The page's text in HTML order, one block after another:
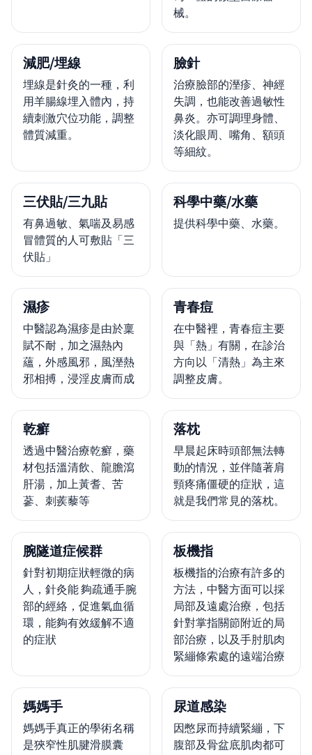
械。
減肥/埋線
埋線是針灸的一種，利
用羊腸線埋入體內，持
續刺激穴位功能，調整
體質減重。
臉針
治療臉部的溼疹、神經
失調，也能改善過敏性
鼻炎。亦可調理身體、
淡化眼周、嘴角、額頭
等細紋。
三伏貼/三九貼
有鼻過敏、氣喘及易感
冒體質的人可敷貼「三
伏貼」
科學中藥/水藥
提供科學中藥、水藥。
濕疹
中醫認為濕疹是由於稟
賦不耐，加之濕熱內
蘊，外感風邪，風溼熱
邪相搏，浸淫皮膚而成
青春痘
在中醫裡，青春痘主要
與「熱」有關，在診治
方向以「清熱」為主來
調整皮膚。
乾癬
透過中醫治療乾癬，藥
材包括溫清飲、龍膽瀉
肝湯，加上黃耆、苦
蔘、刺蒺藜等
落枕
早晨起床時頭部無法轉
動的情況，並伴隨著肩
頸疼痛僵硬的症狀，這
就是我們常見的落枕。
腕隧道症候群
針對初期症狀輕微的病
人，針灸能 夠疏通手腕
部的經絡，促進氣血循
環，能夠有效緩解不適
的症狀
板機指
板機指的治療有許多的
方法，中醫方面可以採
局部及遠處治療，包括
針對掌指關節附近的局
部治療，以及手肘肌肉
緊繃條索處的遠端治療
媽媽手
媽媽手真正的學術名稱
是狹窄性肌腱滑膜囊
尿道感染
因憋尿而持續緊繃，下
腹部及骨盆底肌肉都可